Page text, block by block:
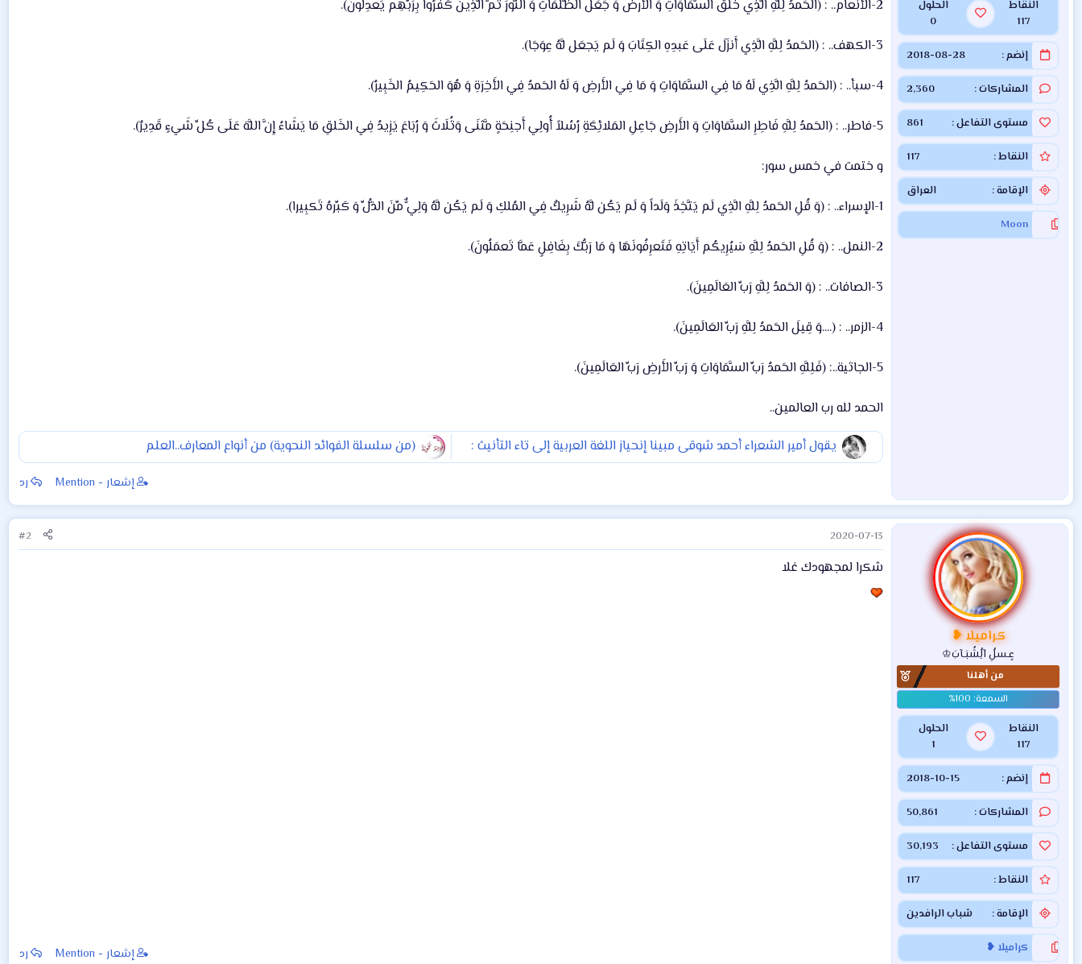
النقاط
117
الحلول
0
إنضم 2018-08-28
المشاركات 2,360
مستوى التفاعل 861
النقاط 117
الإقامة العراق
Moon
2-الأنعام.. : (الحَمدُ لِلَّهِ الَّذِي خَلَقَ السَّمَاوَاتِ وَ الأَرضَ وَ جَعَلَ الظُّلُمَاتِ وَ النُّورَ ثُمَّ الَّذِينَ كَفَرُوا بِرَبِّهِم يَعدِلُونَ).
3-الكهف.. : (الحَمدُ لِلَّهِ الَّذِي أَنزَلَ عَلَى عَبدِهِ الكِتَابَ وَ لَم يَجعَل لَّهُ عِوَجَا).
4-سبأ.. : (الحَمدُ لِلَّهِ الَّذِي لَهُ مَا فِي السَّمَاوَاتِ وَ مَا فِي الأَرضِ وَ لَهُ الحَمدُ فِي الأَخِرَةِ وَ هُوَ الحَكِيمُ الخَبِيرُ).
5-فاطر.. : (الحَمدُ لِلَّهِ فَاطِرِ السَّمَاوَاتِ وَ الأَرضِ جَاعِلِ المَلائِكَةِ رُسُلاً أُولِي أَجنِحَةٍ مَّثنَى وَثُلَاثَ وَ رُبَاعَ يَزِيدُ فِي الخَلقِ مَا يَشَاءُ إِنَّ اللَّهَ عَلَى كُلِّ شَيءٍ قَدِيرٌ).
و ختمت في خمس سور:
1-الإسراء.. : (وَ قُلِ الحَمدُ لِلَّهِ الَّذِي لَم يَتَّخِذَ وَلَداً وَ لَم يَكُن لَّهُ شَرِيكٌ فِي المُلكِ وَ لَم يَكُن لَّهُ وَلِيٌّ مِّنَ الذُّلِّ وَ كَبِّرهُ تَكبِيرا).
2-النمل.. : (وَ قُلِ الحَمدُ لِلَّهِ سَيُرِيكُم أَيَاتِهِ فَتَعرِفُونَهَا وَ مَا رَبُّكَ بِغَافِلٍ عَمَّا تَعمَلُونَ).
3-الصافات.. : (وَ الحَمدُ لِلَّهِ رَبِّ العَالَمِينَ).
4-الزمر.. : (....وَ قِيلَ الحَمدُ لِلَّهِ رَبِّ العَالَمِينَ).
5-الجاثية..: (فَلِلَّهِ الحَمدُ رَبِّ السَّمَاوَاتِ وَ رَبِّ الأَرضِ رَبِّ العَالَمِينَ).
الحمد لله رب العالمين..
يقول أمير الشعراء أحمد شوقى مبينا إنحياز اللغة العربية إلى تاء التأنيث :
(من سلسلة الفوائد النحوية) من أنواع المعارف..العلم
إشعار - Mention رد
كراميلا ❥
عٍـسلُِ آلُِشُبَـآبَ♔
من أهلنا
النقاط
117
الحلول
1
إنضم 2018-10-15
المشاركات 50,861
مستوى التفاعل 30,193
النقاط 117
الإقامة شباب الرافدين
كراميلا ❥
2020-07-13
#2
شكرا لمجهودك غلا
إشعار - Mention رد